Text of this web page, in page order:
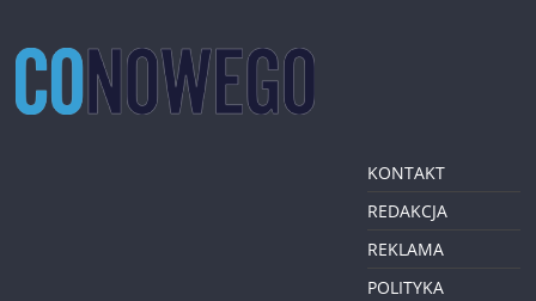
KONTAKT
REDAKCJA
REKLAMA
POLITYKA